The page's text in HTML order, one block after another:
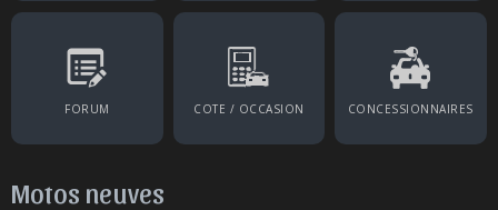
FORUM COTE / OCCASION CONCESSIONNAIRES
Motos neuves